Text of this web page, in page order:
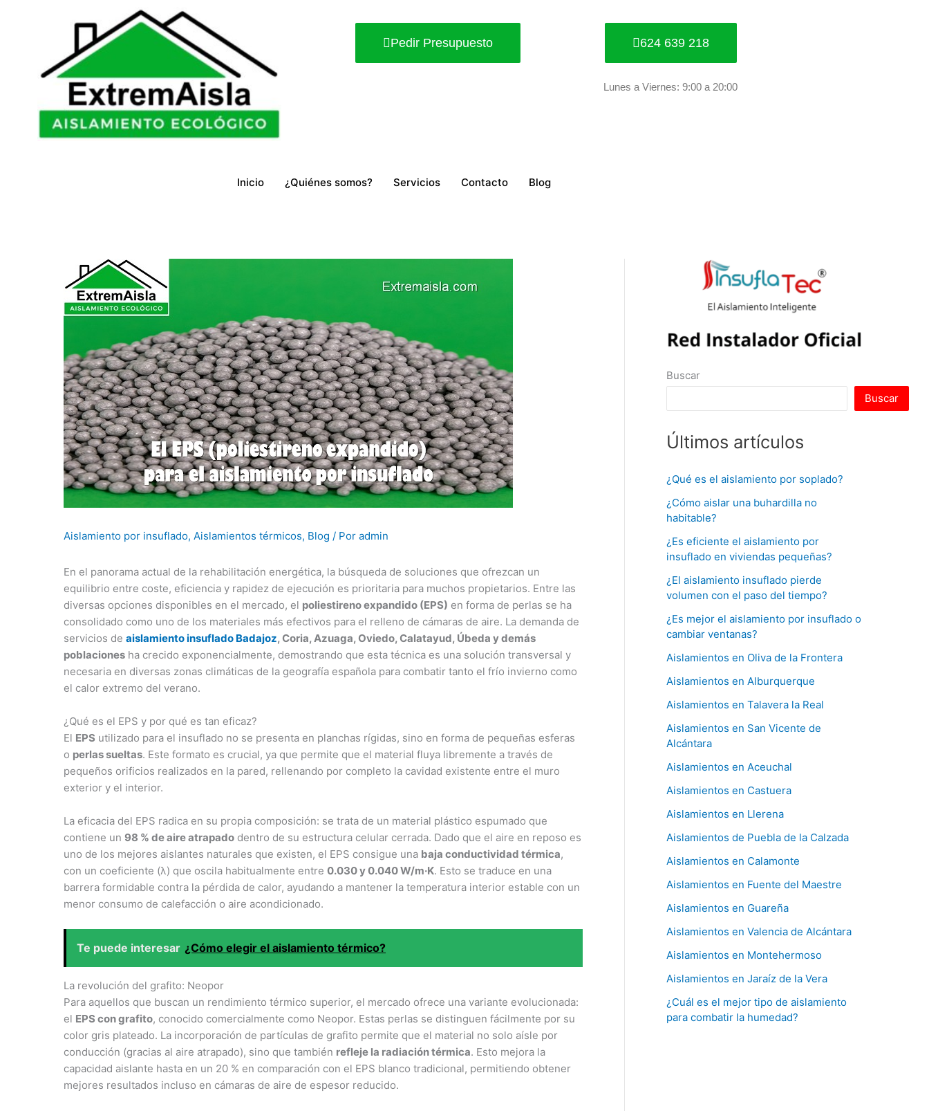
Pedir Presupuesto 624 639 218
Lunes a Viernes: 9:00 a 20:00
Inicio ¿Quiénes somos? Servicios Contacto Blog
Aislamiento por insuflado, Aislamientos térmicos, Blog / Por admin
En el panorama actual de la rehabilitación energética, la búsqueda de soluciones que ofrezcan un
equilibrio entre coste, eficiencia y rapidez de ejecución es prioritaria para muchos propietarios. Entre las
diversas opciones disponibles en el mercado, el poliestireno expandido (EPS) en forma de perlas se ha
consolidado como uno de los materiales más efectivos para el relleno de cámaras de aire. La demanda de
servicios de aislamiento insuflado Badajoz, Coria, Azuaga, Oviedo, Calatayud, Úbeda y demás
poblaciones ha crecido exponencialmente, demostrando que esta técnica es una solución transversal y
necesaria en diversas zonas climáticas de la geografía española para combatir tanto el frío invierno como
el calor extremo del verano.
¿Qué es el EPS y por qué es tan eficaz?
El EPS utilizado para el insuflado no se presenta en planchas rígidas, sino en forma de pequeñas esferas
o perlas sueltas. Este formato es crucial, ya que permite que el material fluya libremente a través de
pequeños orificios realizados en la pared, rellenando por completo la cavidad existente entre el muro
exterior y el interior.
La eficacia del EPS radica en su propia composición: se trata de un material plástico espumado que
contiene un 98 % de aire atrapado dentro de su estructura celular cerrada. Dado que el aire en reposo es
uno de los mejores aislantes naturales que existen, el EPS consigue una baja conductividad térmica,
con un coeficiente (λ) que oscila habitualmente entre 0.030 y 0.040 W/m·K. Esto se traduce en una
barrera formidable contra la pérdida de calor, ayudando a mantener la temperatura interior estable con un
menor consumo de calefacción o aire acondicionado.
Te puede interesar ¿Cómo elegir el aislamiento térmico?
La revolución del grafito: Neopor
Para aquellos que buscan un rendimiento térmico superior, el mercado ofrece una variante evolucionada:
el EPS con grafito, conocido comercialmente como Neopor. Estas perlas se distinguen fácilmente por su
color gris plateado. La incorporación de partículas de grafito permite que el material no solo aísle por
conducción (gracias al aire atrapado), sino que también refleje la radiación térmica. Esto mejora la
capacidad aislante hasta en un 20 % en comparación con el EPS blanco tradicional, permitiendo obtener
mejores resultados incluso en cámaras de aire de espesor reducido.
Buscar
Buscar
Últimos artículos
¿Qué es el aislamiento por soplado?
¿Cómo aislar una buhardilla no
habitable?
¿Es eficiente el aislamiento por
insuflado en viviendas pequeñas?
¿El aislamiento insuflado pierde
volumen con el paso del tiempo?
¿Es mejor el aislamiento por insuflado o
cambiar ventanas?
Aislamientos en Oliva de la Frontera
Aislamientos en Alburquerque
Aislamientos en Talavera la Real
Aislamientos en San Vicente de
Alcántara
Aislamientos en Aceuchal
Aislamientos en Castuera
Aislamientos en Llerena
Aislamientos de Puebla de la Calzada
Aislamientos en Calamonte
Aislamientos en Fuente del Maestre
Aislamientos en Guareña
Aislamientos en Valencia de Alcántara
Aislamientos en Montehermoso
Aislamientos en Jaraíz de la Vera
¿Cuál es el mejor tipo de aislamiento
para combatir la humedad?